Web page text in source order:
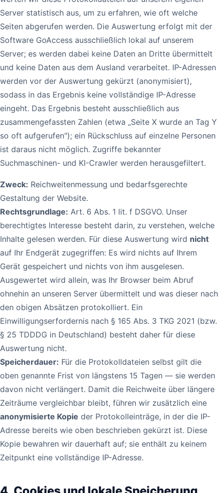
Server statistisch aus, um zu erfahren, wie oft welche
Seiten abgerufen werden. Die Auswertung erfolgt mit der
Software GoAccess ausschließlich lokal auf unserem
Server; es werden dabei keine Daten an Dritte übermittelt
und keine Daten aus dem Ausland verarbeitet. IP-Adressen
werden vor der Auswertung gekürzt (anonymisiert),
sodass in das Ergebnis keine vollständige IP-Adresse
eingeht. Das Ergebnis besteht ausschließlich aus
zusammengefassten Zahlen (etwa „Seite X wurde an Tag Y
so oft aufgerufen"); ein Rückschluss auf einzelne Personen
ist daraus nicht möglich. Zugriffe bekannter
Suchmaschinen- und KI-Crawler werden herausgefiltert.
Zweck: Reichweitenmessung und bedarfsgerechte
Gestaltung der Website.
Rechtsgrundlage: Art. 6 Abs. 1 lit. f DSGVO. Unser
berechtigtes Interesse besteht darin, zu verstehen, welche
Inhalte gelesen werden. Für diese Auswertung wird nicht
auf Ihr Endgerät zugegriffen: Es wird nichts auf Ihrem
Gerät gespeichert und nichts von ihm ausgelesen.
Ausgewertet wird allein, was Ihr Browser beim Abruf
ohnehin an unseren Server übermittelt und was dieser nach
den obigen Absätzen protokolliert. Ein
Einwilligungserfordernis nach § 165 Abs. 3 TKG 2021 (bzw.
§ 25 TDDDG in Deutschland) besteht daher für diese
Auswertung nicht.
Speicherdauer: Für die Protokolldateien selbst gilt die
oben genannte Frist von längstens 15 Tagen — sie werden
davon nicht verlängert. Damit die Reichweite über längere
Zeiträume vergleichbar bleibt, führen wir zusätzlich eine
anonymisierte Kopie der Protokolleinträge, in der die IP-
Adresse bereits wie oben beschrieben gekürzt ist. Diese
Kopie bewahren wir dauerhaft auf; sie enthält zu keinem
Zeitpunkt eine vollständige IP-Adresse.